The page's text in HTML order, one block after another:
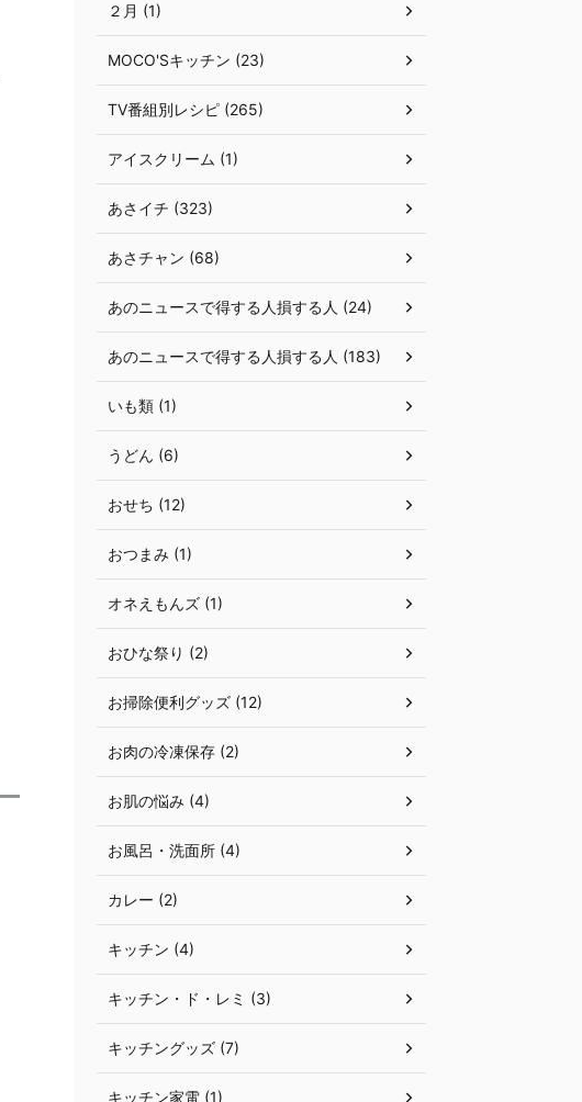
２月 (1)
MOCO'Sキッチン (23)
TV番組別レシピ (265)
アイスクリーム (1)
あさイチ (323)
あさチャン (68)
あのニュースで得する人損する人 (24)
あのニュースで得する人損する人 (183)
いも類 (1)
うどん (6)
おせち (12)
おつまみ (1)
オネえもんズ (1)
おひな祭り (2)
お掃除便利グッズ (12)
お肉の冷凍保存 (2)
お肌の悩み (4)
お風呂・洗面所 (4)
カレー (2)
キッチン (4)
キッチン・ド・レミ (3)
キッチングッズ (7)
キッチン家電 (1)